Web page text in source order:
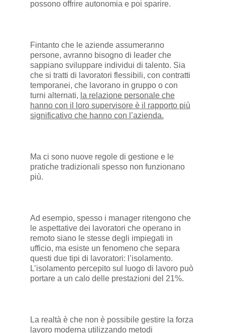
possono offrire autonomia e poi sparire.
Fintanto che le aziende assumeranno
persone, avranno bisogno di leader che
sappiano sviluppare individui di talento. Sia
che si tratti di lavoratori flessibili, con contratti
temporanei, che lavorano in gruppo o con
turni alternati, la relazione personale che
hanno con il loro supervisore è il rapporto più
significativo che hanno con l’azienda.
Ma ci sono nuove regole di gestione e le
pratiche tradizionali spesso non funzionano
più.
Ad esempio, spesso i manager ritengono che
le aspettative dei lavoratori che operano in
remoto siano le stesse degli impiegati in
ufficio, ma esiste un fenomeno che separa
questi due tipi di lavoratori: l’isolamento.
L’isolamento percepito sul luogo di lavoro può
portare a un calo delle prestazioni del 21%.
La realtà è che non è possibile gestire la forza
lavoro moderna utilizzando metodi